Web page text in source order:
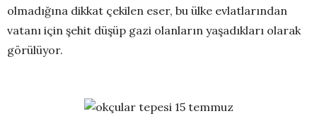
olmadığına dikkat çekilen eser, bu ülke evlatlarından
vatanı için şehit düşüp gazi olanların yaşadıkları olarak
görülüyor.